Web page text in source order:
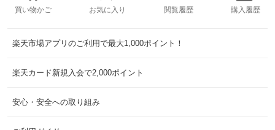
買い物かご お気に入り 閲覧履歴 購入履歴
楽天市場アプリのご利用で最大1,000ポイント！
楽天カード新規入会で2,000ポイント
安心・安全への取り組み